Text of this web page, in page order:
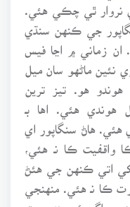
نروار ٿي چڪي هئي.
جي ڪنهن سنڌي
ان زماني ۾ اڃا فيس
نئين ماڻهو سان ميل
هو. تيز ترين
هوندي هئي. اها بـ
هاڻ سنگاپور اي
ڪا نـ هئي،
اتي ڪنهن جي هئڻ
ڪا نـ هئي. منهنجي
جو اڳي ئي بندوبست